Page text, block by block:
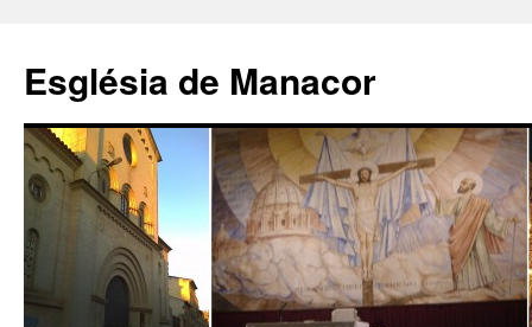
contenido
Església de Manacor